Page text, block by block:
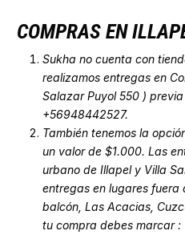
COMPRAS EN
Sukha no cuenta con
realizamos entregas en
Salazar Puyol 550 )
+56948442527.
También tenemos la
un valor de $1.000. Las
urbano de Illapel y Villa
entregas en lugares fuera
balcón, Las Acacias,
tu compra debes marcar :